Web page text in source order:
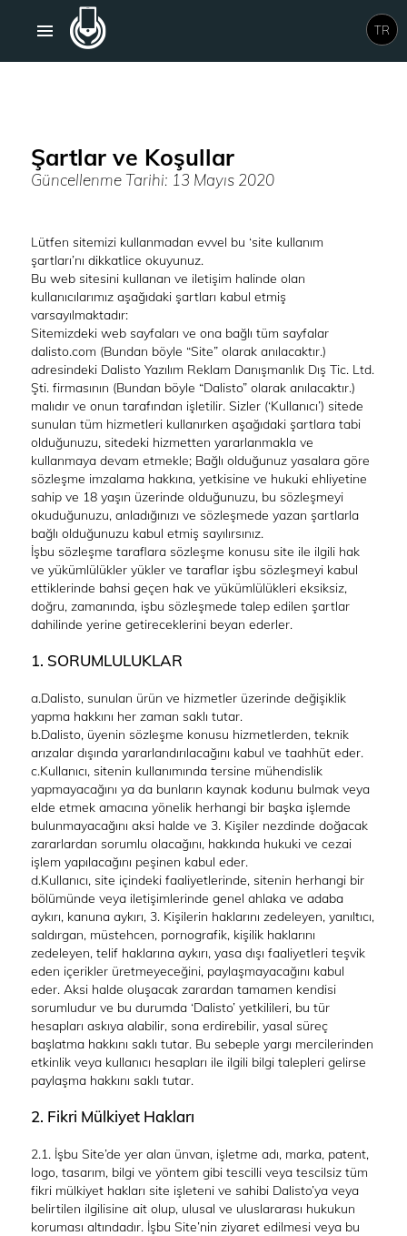
TR
Şartlar ve Koşullar
Güncellenme Tarihi: 13 Mayıs 2020
Lütfen sitemizi kullanmadan evvel bu ‘site kullanım
şartları’nı dikkatlice okuyunuz.
Bu web sitesini kullanan ve iletişim halinde olan
kullanıcılarımız aşağıdaki şartları kabul etmiş
varsayılmaktadır:
Sitemizdeki web sayfaları ve ona bağlı tüm sayfalar
dalisto.com (Bundan böyle “Site” olarak anılacaktır.)
adresindeki Dalisto Yazılım Reklam Danışmanlık Dış Tic. Ltd.
Şti. firmasının (Bundan böyle “Dalisto” olarak anılacaktır.)
malıdır ve onun tarafından işletilir. Sizler (‘Kullanıcı’) sitede
sunulan tüm hizmetleri kullanırken aşağıdaki şartlara tabi
olduğunuzu, sitedeki hizmetten yararlanmakla ve
kullanmaya devam etmekle; Bağlı olduğunuz yasalara göre
sözleşme imzalama hakkına, yetkisine ve hukuki ehliyetine
sahip ve 18 yaşın üzerinde olduğunuzu, bu sözleşmeyi
okuduğunuzu, anladığınızı ve sözleşmede yazan şartlarla
bağlı olduğunuzu kabul etmiş sayılırsınız.
İşbu sözleşme taraflara sözleşme konusu site ile ilgili hak
ve yükümlülükler yükler ve taraflar işbu sözleşmeyi kabul
ettiklerinde bahsi geçen hak ve yükümlülükleri eksiksiz,
doğru, zamanında, işbu sözleşmede talep edilen şartlar
dahilinde yerine getireceklerini beyan ederler.
1. SORUMLULUKLAR
a.Dalisto, sunulan ürün ve hizmetler üzerinde değişiklik
yapma hakkını her zaman saklı tutar.
b.Dalisto, üyenin sözleşme konusu hizmetlerden, teknik
arızalar dışında yararlandırılacağını kabul ve taahhüt eder.
c.Kullanıcı, sitenin kullanımında tersine mühendislik
yapmayacağını ya da bunların kaynak kodunu bulmak veya
elde etmek amacına yönelik herhangi bir başka işlemde
bulunmayacağını aksi halde ve 3. Kişiler nezdinde doğacak
zararlardan sorumlu olacağını, hakkında hukuki ve cezai
işlem yapılacağını peşinen kabul eder.
d.Kullanıcı, site içindeki faaliyetlerinde, sitenin herhangi bir
bölümünde veya iletişimlerinde genel ahlaka ve adaba
aykırı, kanuna aykırı, 3. Kişilerin haklarını zedeleyen, yanıltıcı,
saldırgan, müstehcen, pornografik, kişilik haklarını
zedeleyen, telif haklarına aykırı, yasa dışı faaliyetleri teşvik
eden içerikler üretmeyeceğini, paylaşmayacağını kabul
eder. Aksi halde oluşacak zarardan tamamen kendisi
sorumludur ve bu durumda ‘Dalisto’ yetkilileri, bu tür
hesapları askıya alabilir, sona erdirebilir, yasal süreç
başlatma hakkını saklı tutar. Bu sebeple yargı mercilerinden
etkinlik veya kullanıcı hesapları ile ilgili bilgi talepleri gelirse
paylaşma hakkını saklı tutar.
2. Fikri Mülkiyet Hakları
2.1. İşbu Site’de yer alan ünvan, işletme adı, marka, patent,
logo, tasarım, bilgi ve yöntem gibi tescilli veya tescilsiz tüm
fikri mülkiyet hakları site işleteni ve sahibi Dalisto’ya veya
belirtilen ilgilisine ait olup, ulusal ve uluslararası hukukun
koruması altındadır. İşbu Site’nin ziyaret edilmesi veya bu